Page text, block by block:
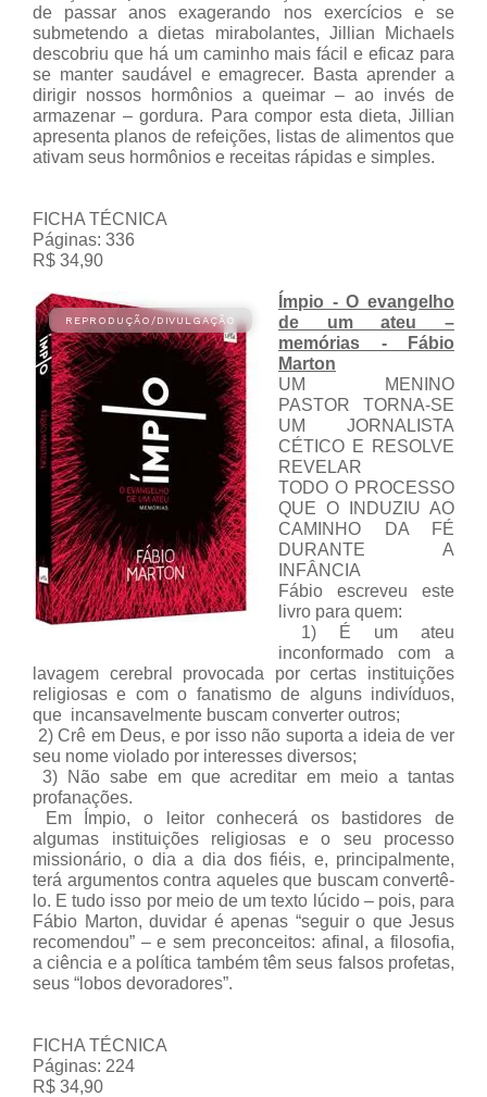
de passar anos exagerando nos exercícios e se
submetendo a dietas mirabolantes, Jillian Michaels
descobriu que há um caminho mais fácil e eficaz para
se manter saudável e emagrecer. Basta aprender a
dirigir nossos hormônios a queimar – ao invés de
armazenar – gordura. Para compor esta dieta, Jillian
apresenta planos de refeições, listas de alimentos que
ativam seus hormônios e receitas rápidas e simples.
FICHA TÉCNICA
Páginas: 336
R$ 34,90
Ímpio - O evangelho
de um ateu –
memórias - Fábio
Marton
UM MENINO
PASTOR TORNA-SE
UM JORNALISTA
CÉTICO E RESOLVE
REVELAR
TODO O PROCESSO
QUE O INDUZIU AO
CAMINHO DA FÉ
DURANTE A
INFÂNCIA
Fábio escreveu este
livro para quem:
1) É um ateu
inconformado com a
lavagem cerebral provocada por certas instituições
religiosas e com o fanatismo de alguns indivíduos,
que incansavelmente buscam converter outros;
2) Crê em Deus, e por isso não suporta a ideia de ver
seu nome violado por interesses diversos;
3) Não sabe em que acreditar em meio a tantas
profanações.
Em Ímpio, o leitor conhecerá os bastidores de
algumas instituições religiosas e o seu processo
missionário, o dia a dia dos fiéis, e, principalmente,
terá argumentos contra aqueles que buscam convertê-
lo. E tudo isso por meio de um texto lúcido – pois, para
Fábio Marton, duvidar é apenas “seguir o que Jesus
recomendou” – e sem preconceitos: afinal, a filosofia,
a ciência e a política também têm seus falsos profetas,
seus “lobos devoradores”.
FICHA TÉCNICA
Páginas: 224
R$ 34,90